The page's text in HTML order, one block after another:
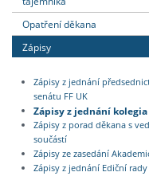
Opatření děkana
Zápisy
Zápisy z jednání
senátu FF UK
Zápisy z jednání
Zápisy z porad děkana s
součástí
Zápisy ze zasedání
Zápisy z jednání Ediční rady